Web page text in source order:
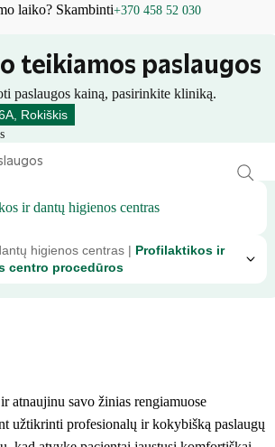
laiko? Skambinti+370 458 52 030
teikiamos paslaugos
paslaugos kainą, pasirinkite kliniką.
Rokiškis
ir dantų higienos centras
higienos centras | Profilaktikos ir
centro procedūros
atnaujinu savo žinias rengiamuose
užtikrinti profesionalų ir kokybišką paslaugų